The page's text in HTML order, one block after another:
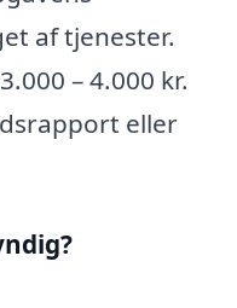
af tjenester.
– 4.000 kr.
eller
?